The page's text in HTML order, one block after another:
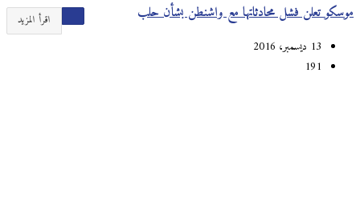
اقرأ المزيد موسكو تعلن فشل محادثاتها مع واشنطن بشأن حلب
13 ديسمبر، 2016
191